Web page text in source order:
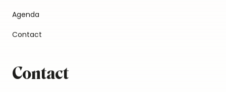
Agenda
Contact
Contact